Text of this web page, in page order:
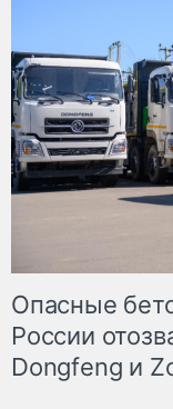
Опасные
России
Dongfeng и